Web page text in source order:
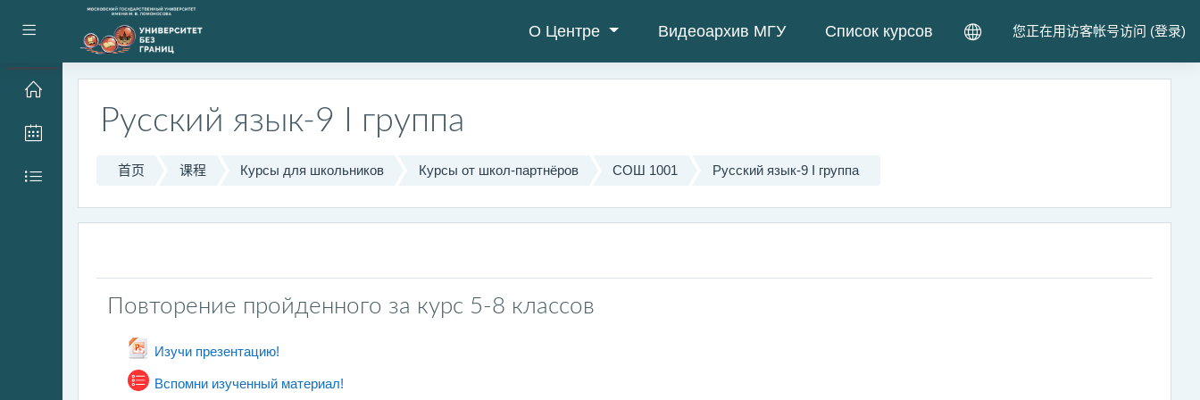
停靠面板 О Центре Видеоархив МГУ Список курсов 您正在用访客帐号访问 (登录)
跳到主要内容
Русский язык-9 I группа
首页 课程 Курсы для школьников Курсы от школ-партнёров СОШ 1001 Русский язык-9 I группа
每周概要
Повторение пройденного за курс 5-8 классов
Изучи презентацию!
文件
Вспомни изученный материал!
测验